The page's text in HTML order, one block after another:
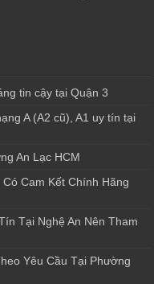
tin cậy tại Quận 3
A (A2 cũ), A1 uy tín tại
An Lạc HCM
Cam Kết Chính Hãng
Tại Nghệ An Nên Tham
Yêu Cầu Tại Phường